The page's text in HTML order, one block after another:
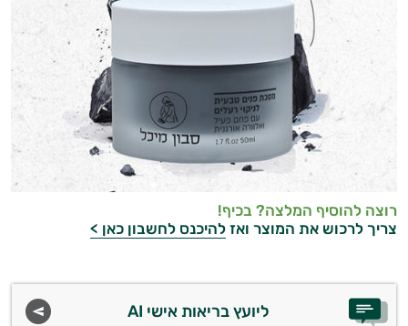
רוצה להוסיף המלצה? בכיף!
צריך לרכוש את המוצר ואז להיכנס לחשבון כאן >
ליועץ בריאות אישי AI